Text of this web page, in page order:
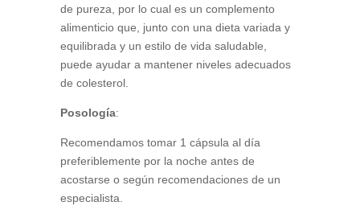
de pureza, por lo cual es un complemento
alimenticio que, junto con una dieta variada y
equilibrada y un estilo de vida saludable,
puede ayudar a mantener niveles adecuados
de colesterol.
Posología:
Recomendamos tomar 1 cápsula al día
preferiblemente por la noche antes de
acostarse o según recomendaciones de un
especialista.